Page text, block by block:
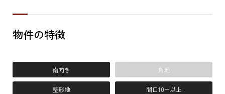
物件の特徴
南向き 角地
整形地 間口10m以上